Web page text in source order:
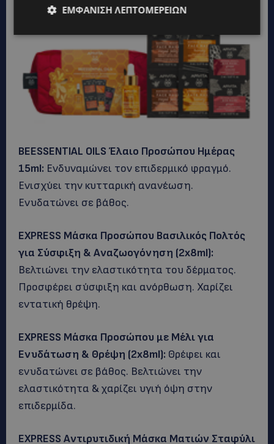
BEESSENTIAL OILS Έλαιο Προσώπου Ημέρας
15ml: Ενδυναμώνει τον επιδερμικό φραγμό.
Ενισχύει την κυτταρική ανανέωση.
Ενυδατώνει σε βάθος.
EXPRESS Μάσκα Προσώπου Βασιλικός Πολτός
για Σύσφιξη & Αναζωογόνηση (2x8ml):
Βελτιώνει την ελαστικότητα του δέρματος.
Προσφέρει σύσφιξη και ανόρθωση. Χαρίζει
εντατική θρέψη.
EXPRESS Μάσκα Προσώπου με Μέλι για
Ενυδάτωση & Θρέψη (2x8ml): Θρέφει και
ενυδατώνει σε βάθος. Βελτιώνει την
ελαστικότητα & χαρίζει υγιή όψη στην
επιδερμίδα.
EXPRESS Αντιρυτιδική Μάσκα Ματιών Σταφύλι
ΕΜΦΆΝΙΣΗ ΛΕΠΤΟΜΕΡΕΙΏΝ